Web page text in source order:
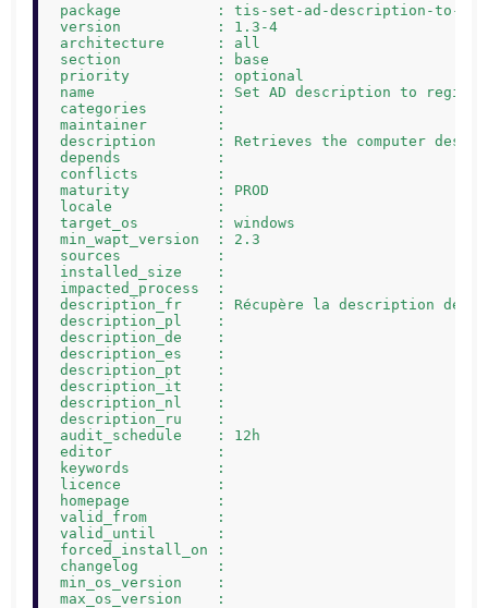
package           : tis-set-ad-description-to-
version           : 1.3-4
architecture      : all
section           : base
priority          : optional
name              : Set AD description to
categories        :
maintainer        :
description       : Retrieves the computer
depends           :
conflicts         :
maturity          : PROD
locale            :
target_os         : windows
min_wapt_version  : 2.3
sources           :
installed_size    :
impacted_process  :
description_fr    : Récupère la description de
description_pl    :
description_de    :
description_es    :
description_pt    :
description_it    :
description_nl    :
description_ru    :
audit_schedule    : 12h
editor            :
keywords          :
licence           :
homepage          :
valid_from        :
valid_until       :
forced_install_on :
changelog         :
min_os_version    :
max_os_version    :